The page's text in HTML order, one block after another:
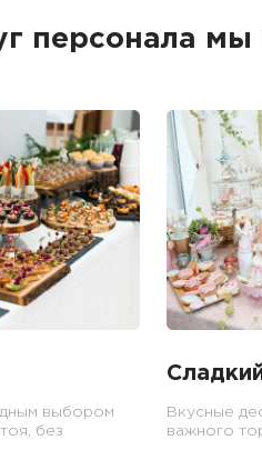
персонала мы
выбором
без
Вкусные
важного